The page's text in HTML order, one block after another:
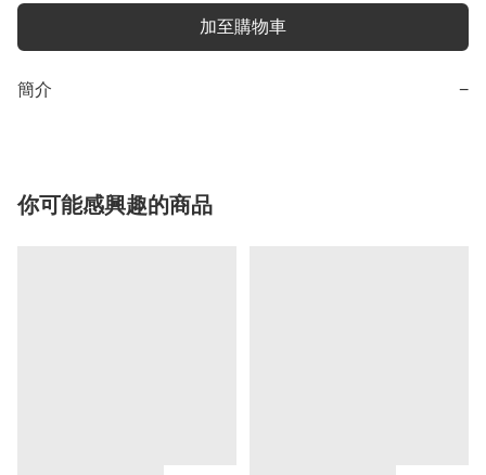
加至購物車
簡介 −
你可能感興趣的商品